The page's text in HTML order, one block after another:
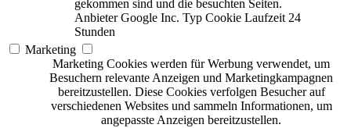
gekommen sind und die besuchten Seiten.
Anbieter Google Inc. Typ Cookie Laufzeit 24
Stunden
Marketing
Marketing Cookies werden für Werbung verwendet, um
Besuchern relevante Anzeigen und Marketingkampagnen
bereitzustellen. Diese Cookies verfolgen Besucher auf
verschiedenen Websites und sammeln Informationen, um
angepasste Anzeigen bereitzustellen.